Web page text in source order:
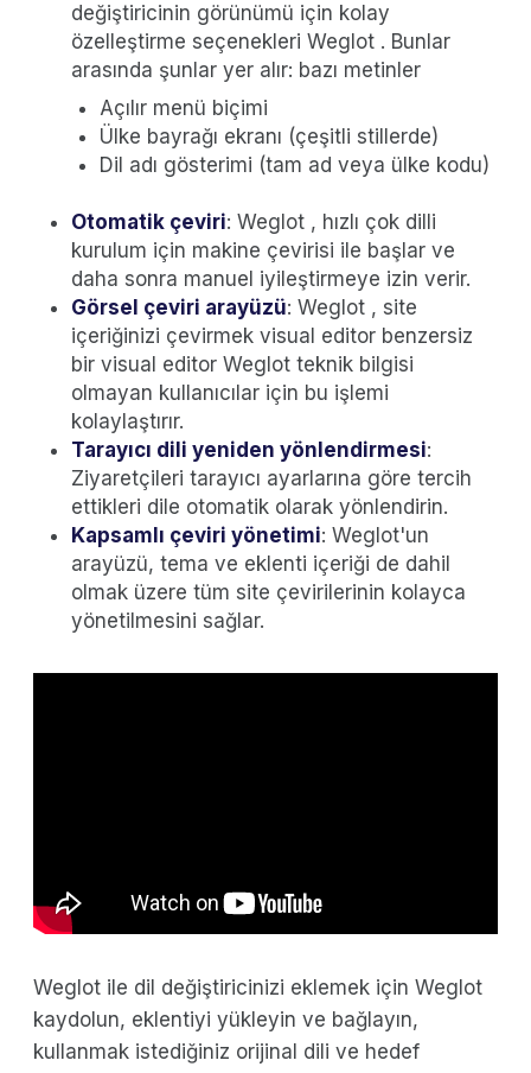
değiştiricinin görünümü için kolay
özelleştirme seçenekleri Weglot . Bunlar
arasında şunlar yer alır: bazı metinler
Açılır menü biçimi
Ülke bayrağı ekranı (çeşitli stillerde)
Dil adı gösterimi (tam ad veya ülke kodu)
Otomatik çeviri: Weglot , hızlı çok dilli
kurulum için makine çevirisi ile başlar ve
daha sonra manuel iyileştirmeye izin verir.
Görsel çeviri arayüzü: Weglot , site
içeriğinizi çevirmek visual editor benzersiz
bir visual editor Weglot teknik bilgisi
olmayan kullanıcılar için bu işlemi
kolaylaştırır.
Tarayıcı dili yeniden yönlendirmesi:
Ziyaretçileri tarayıcı ayarlarına göre tercih
ettikleri dile otomatik olarak yönlendirin.
Kapsamlı çeviri yönetimi: Weglot'un
arayüzü, tema ve eklenti içeriği de dahil
olmak üzere tüm site çevirilerinin kolayca
yönetilmesini sağlar.
Weglot ile dil değiştiricinizi eklemek için Weglot
kaydolun, eklentiyi yükleyin ve bağlayın,
kullanmak istediğiniz orijinal dili ve hedef